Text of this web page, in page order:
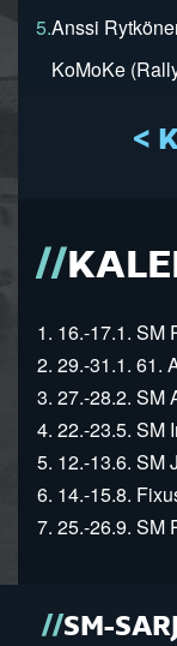
5.Anssi
KoMoKe
<
1. 16.-17.1. SM
2. 29.-31.1. 61.
3. 27.-28.2. SM
4. 22.-23.5. SM
5. 12.-13.6. SM
6. 14.-15.8.
7. 25.-26.9. SM
SM-